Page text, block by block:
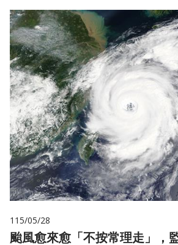
115/05/28
颱風愈來愈「不按常理走」，